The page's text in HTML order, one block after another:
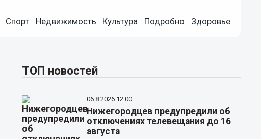
Спорт Недвижимость Культура Подробно Здоровье
ТОП новостей
06.8.2026 12:00
Нижегородцев предупредили об
отключениях телевещания до 16
августа